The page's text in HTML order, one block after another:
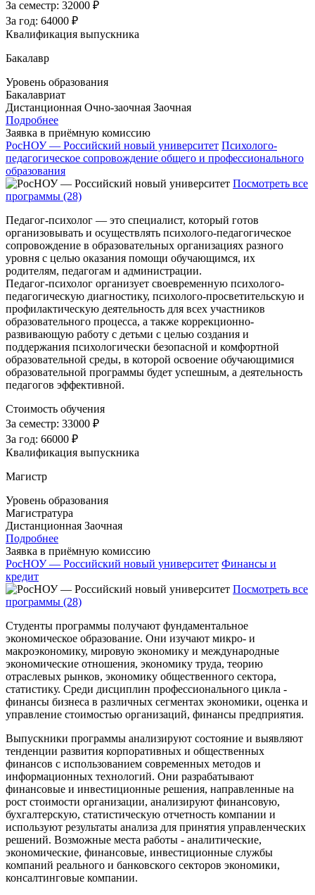
За семестр: 32000 ₽
За год: 64000 ₽
Квалификация выпускника
Бакалавр
Уровень образования
Бакалавриат
Дистанционная Очно-заочная Заочная
Подробнее
Заявка в приёмную комиссию
РосНОУ — Российский новый университет Психолого-
педагогическое сопровождение общего и профессионального
образования
Посмотреть все
программы (28)
Педагог-психолог — это специалист, который готов
организовывать и осуществлять психолого-педагогическое
сопровождение в образовательных организациях разного
уровня с целью оказания помощи обучающимся, их
родителям, педагогам и администрации.
Педагог-психолог организует своевременную психолого-
педагогическую диагностику, психолого-просветительскую и
профилактическую деятельность для всех участников
образовательного процесса, а также коррекционно-
развивающую работу с детьми с целью создания и
поддержания психологически безопасной и комфортной
образовательной среды, в которой освоение обучающимися
образовательной программы будет успешным, а деятельность
педагогов эффективной.
Стоимость обучения
За семестр: 33000 ₽
За год: 66000 ₽
Квалификация выпускника
Магистр
Уровень образования
Магистратура
Дистанционная Заочная
Подробнее
Заявка в приёмную комиссию
РосНОУ — Российский новый университет Финансы и
кредит
Посмотреть все
программы (28)
Студенты программы получают фундаментальное
экономическое образование. Они изучают микро- и
макроэкономику, мировую экономику и международные
экономические отношения, экономику труда, теорию
отраслевых рынков, экономику общественного сектора,
статистику. Среди дисциплин профессионального цикла -
финансы бизнеса в различных сегментах экономики, оценка и
управление стоимостью организаций, финансы предприятия.
Выпускники программы анализируют состояние и выявляют
тенденции развития корпоративных и общественных
финансов с использованием современных методов и
информационных технологий. Они разрабатывают
финансовые и инвестиционные решения, направленные на
рост стоимости организации, анализируют финансовую,
бухгалтерскую, статистическую отчетность компании и
используют результаты анализа для принятия управленческих
решений. Возможные места работы - аналитические,
экономические, финансовые, инвестиционные службы
компаний реального и банковского секторов экономики,
консалтинговые компании.